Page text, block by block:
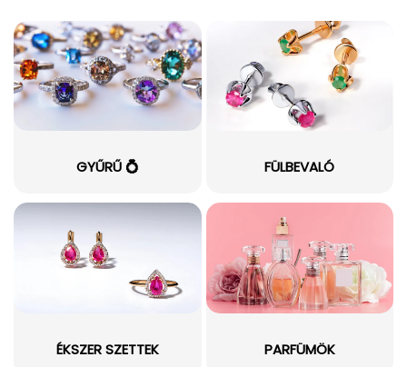
GYŰRŰ 💍 FÜLBEVALÓ
ÉKSZER SZETTEK PARFÜMÖK